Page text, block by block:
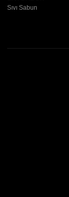
Sıvı Sabun